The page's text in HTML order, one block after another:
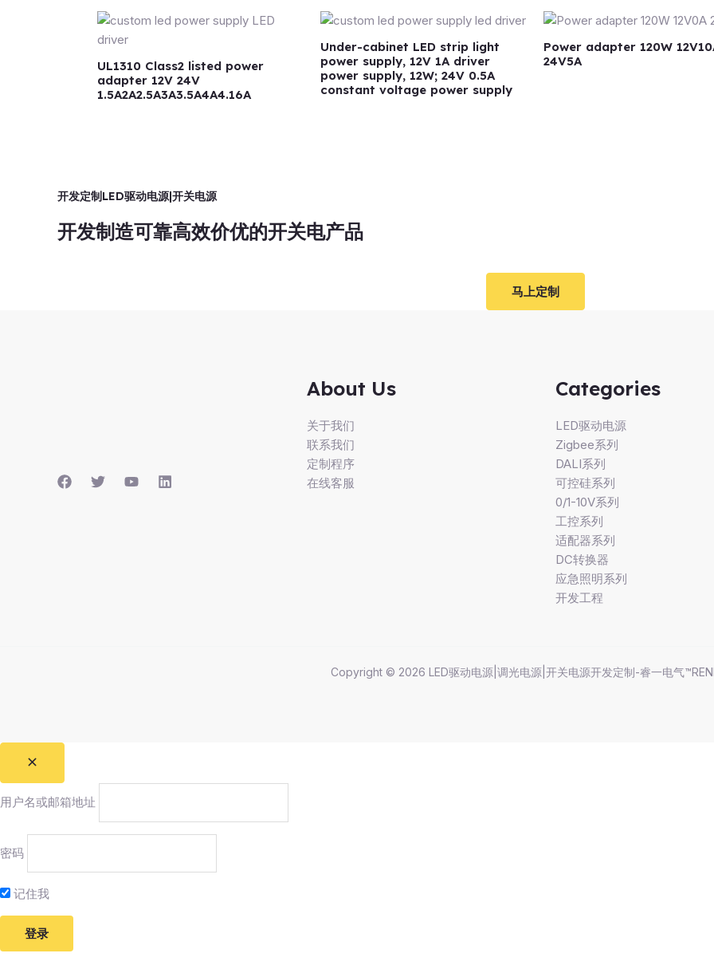
UL1310 Class2 listed power
adapter 12V 24V
1.5A2A2.5A3A3.5A4A4.16A
Under-cabinet LED strip light
power supply, 12V 1A driver
power supply, 12W; 24V 0.5A
constant voltage power supply
Power adapter 120W
24V5A
开发定制LED驱动电源|开关电源
开发制造可靠高效价优的开关电产品
马上定制
About Us
关于我们
联系我们
定制程序
在线客服
Categories
LED驱动电源
Zigbee系列
DALI系列
可控硅系列
0/1-10V系列
工控系列
适配器系列
DC转换器
应急照明系列
开发工程
Copyright © 2026 LED驱动电源|调光电源|开关电源开发定制-睿一电气
用户名或邮箱地址
密码
记住我